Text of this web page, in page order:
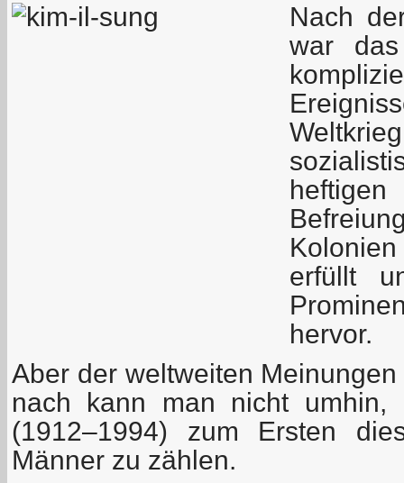
Nach
war
erfüllt
hervor.
Aber der weltweiten
nach kann man nicht umhin,
(1912–1994) zum Ersten
Männer zu zählen.